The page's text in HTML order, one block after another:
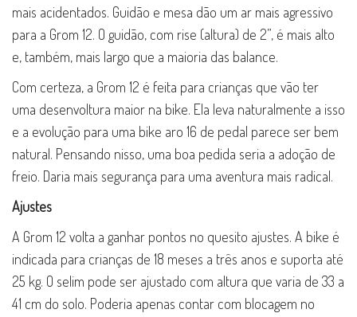
mais acidentados. Guidão e mesa dão um ar mais agressivo
para a Grom 12. O guidão, com rise (altura) de 2”, é mais alto
e, também, mais largo que a maioria das balance.
Com certeza, a Grom 12 é feita para crianças que vão ter
uma desenvoltura maior na bike. Ela leva naturalmente a isso
e a evolução para uma bike aro 16 de pedal parece ser bem
natural. Pensando nisso, uma boa pedida seria a adoção de
freio. Daria mais segurança para uma aventura mais radical.
Ajustes
A Grom 12 volta a ganhar pontos no quesito ajustes. A bike é
indicada para crianças de 18 meses a três anos e suporta até
25 kg. O selim pode ser ajustado com altura que varia de 33 a
41 cm do solo. Poderia apenas contar com blocagem no